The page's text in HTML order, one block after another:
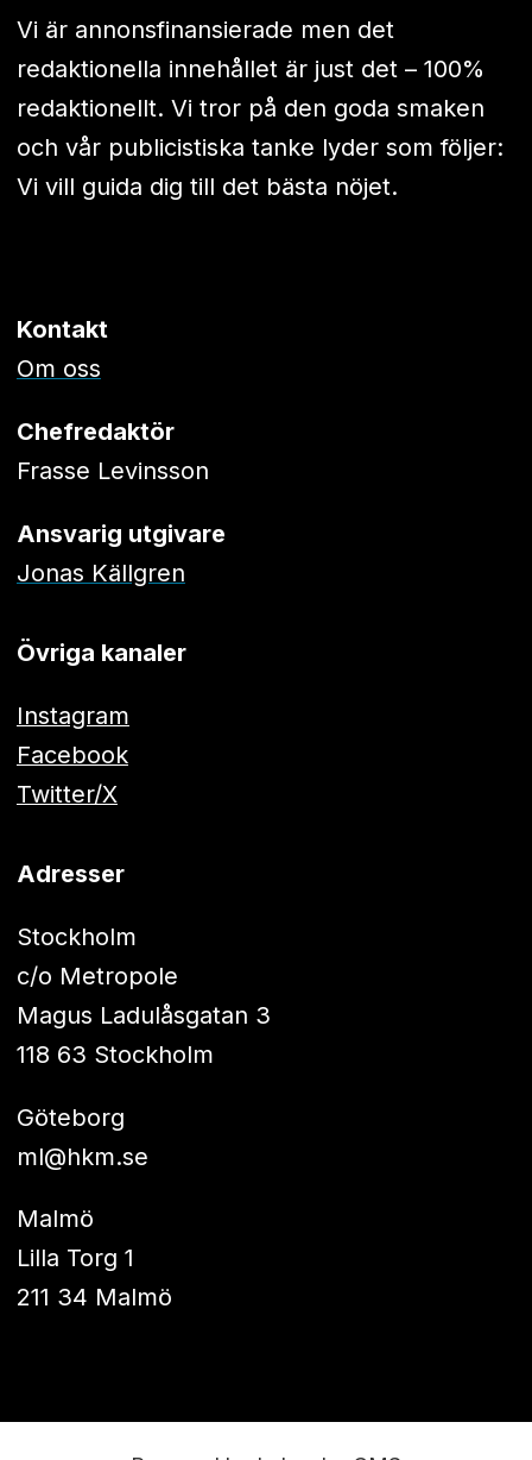
Vi är annonsfinansierade men det
redaktionella innehållet är just det – 100%
redaktionellt. Vi tror på den goda smaken
och vår publicistiska tanke lyder som följer:
Vi vill guida dig till det bästa nöjet.
Kontakt
Om oss
Chefredaktör
Frasse Levinsson
Ansvarig utgivare
Jonas Källgren
Övriga kanaler
Instagram
Facebook
Twitter/X
Adresser
Stockholm
c/o Metropole
Magus Ladulåsgatan 3
118 63 Stockholm
Göteborg
ml@hkm.se
Malmö
Lilla Torg 1
211 34 Malmö